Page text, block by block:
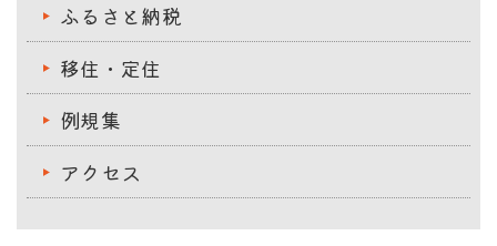
ふるさと納税
移住・定住
例規集
アクセス